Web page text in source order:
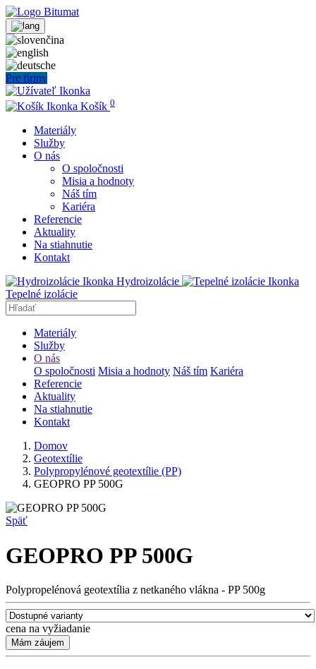
Pre firmy
Košík 0
Materiály
Služby
O nás
O spoločnosti
Misia a hodnoty
Náš tím
Kariéra
Referencie
Aktuality
Na stiahnutie
Kontakt
Hydroizolácie
Tepelné izolácie
Materiály
Služby
O nás
O spoločnosti Misia a hodnoty Náš tím Kariéra
Referencie
Aktuality
Na stiahnutie
Kontakt
Domov
Geotextílie
Polypropylénové geotextílie (PP)
GEOPRO PP 500G
Späť
GEOPRO PP 500G
Polypropelénová geotextília z netkaného vlákna - PP 500g
cena na vyžiadanie
Mám záujem